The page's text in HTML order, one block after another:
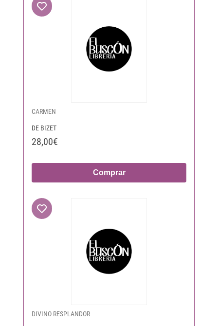
CARMEN
DE BIZET
28,00€
Comprar
DIVINO RESPLANDOR